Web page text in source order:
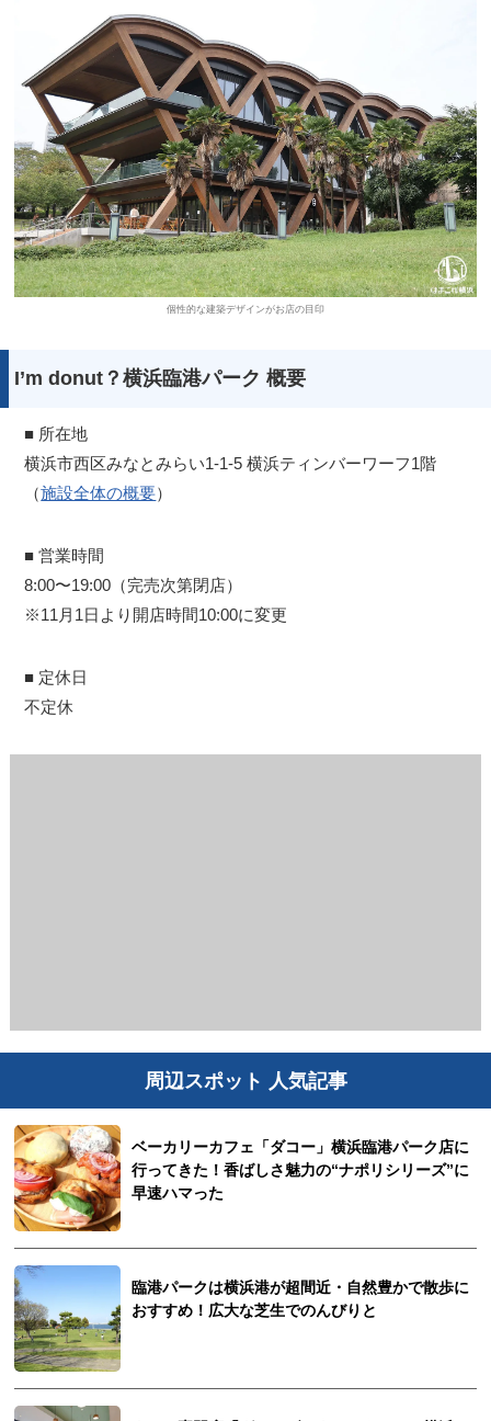
個性的な建築デザインがお店の目印
I’m donut？横浜臨港パーク 概要
■ 所在地
横浜市西区みなとみらい1-1-5 横浜ティンバーワーフ1階
（施設全体の概要）
■ 営業時間
8:00〜19:00（完売次第閉店）
※11月1日より開店時間10:00に変更
■ 定休日
不定休
周辺スポット 人気記事
ベーカリーカフェ「ダコー」横浜臨港パーク店に
行ってきた！香ばしさ魅力の“ナポリシリーズ”に
早速ハマった
臨港パークは横浜港が超間近・自然豊かで散歩に
おすすめ！広大な芝生でのんびりと